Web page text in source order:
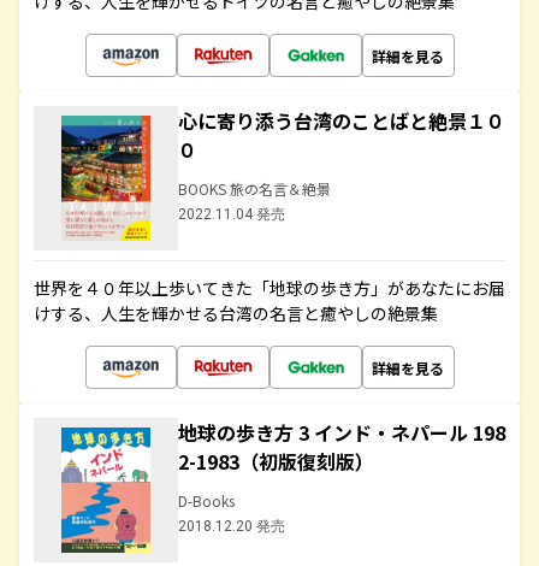
詳細を見る
心に寄り添う台湾のことばと絶景１０
０
BOOKS 旅の名言＆絶景
2022.11.04 発売
世界を４０年以上歩いてきた「地球の歩き方」があなたにお届
けする、人生を輝かせる台湾の名言と癒やしの絶景集
詳細を見る
地球の歩き方 3 インド・ネパール 198
2-1983（初版復刻版）
D-Books
2018.12.20 発売